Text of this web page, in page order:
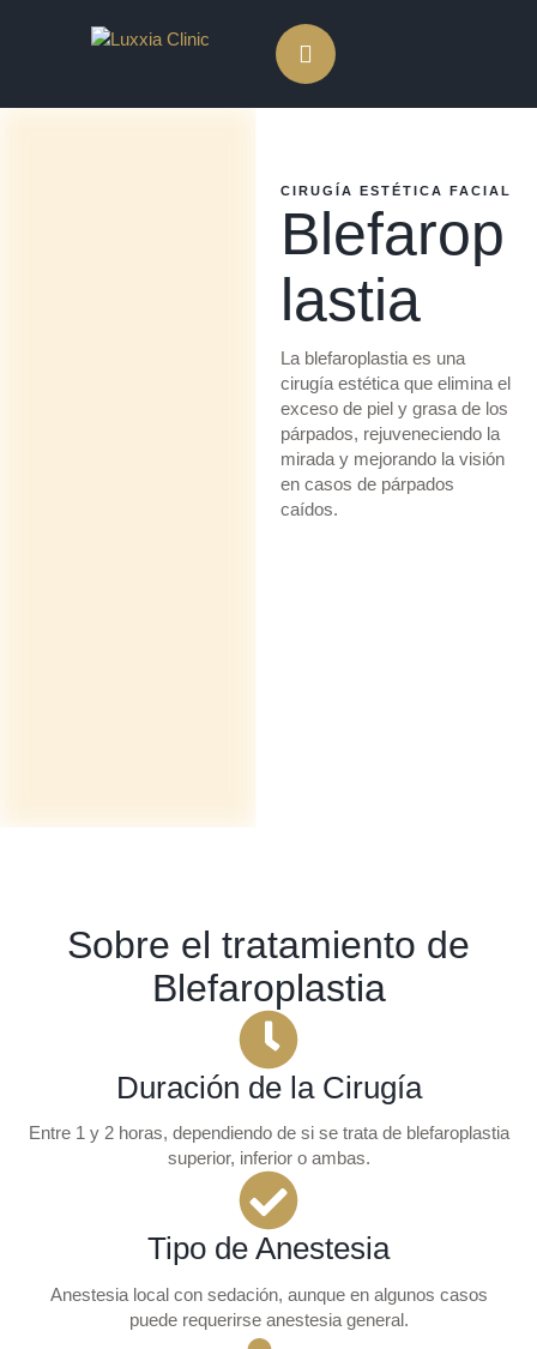
CIRUGÍA ESTÉTICA FACIAL
Blefarop
lastia
La blefaroplastia es una
cirugía estética que elimina el
exceso de piel y grasa de los
párpados, rejuveneciendo la
mirada y mejorando la visión
en casos de párpados
caídos.
Sobre el tratamiento de
Blefaroplastia
Duración de la Cirugía
Entre 1 y 2 horas, dependiendo de si se trata de blefaroplastia
superior, inferior o ambas.
Tipo de Anestesia
Anestesia local con sedación, aunque en algunos casos
puede requerirse anestesia general.